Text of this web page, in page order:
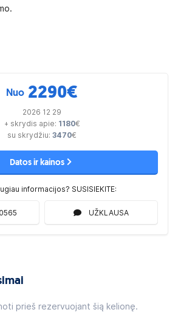
Nuo 2290€
2026 12 29
+ skrydis apie: 1180€
su skrydžiu: 3470€
Datos ir kainos
informacijos? SUSISIEKITE:
UŽKLAUSA
prieš rezervuojant šią kelionę.